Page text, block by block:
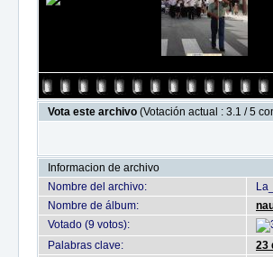
Vota este archivo (Votación actual : 3.1 / 5
Informacion de archivo
Nombre del archivo:
Nombre de álbum:
Votado (9 votos):
Palabras clave:
23